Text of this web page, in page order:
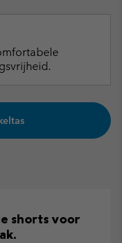
shorts voor